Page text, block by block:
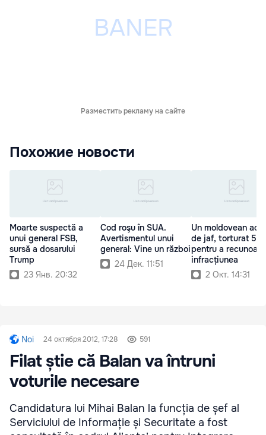
Разместить рекламу на сайте
Похожие новости
Moarte suspectă a
unui general FSB,
sursă a dosarului
Trump
23 Янв. 20:32
Cod roşu în SUA.
Avertismentul unui
general: Vine un război
24 Дек. 11:51
Un moldovean
de jaf, torturat 5
pentru a
infracțiunea
2 Окт. 14:31
Noi 24 октября 2012, 17:28 591
Filat știe că Balan va întruni
voturile necesare
Candidatura lui Mihai Balan la funcția de șef al
Serviciului de Informație și Securitate a fost